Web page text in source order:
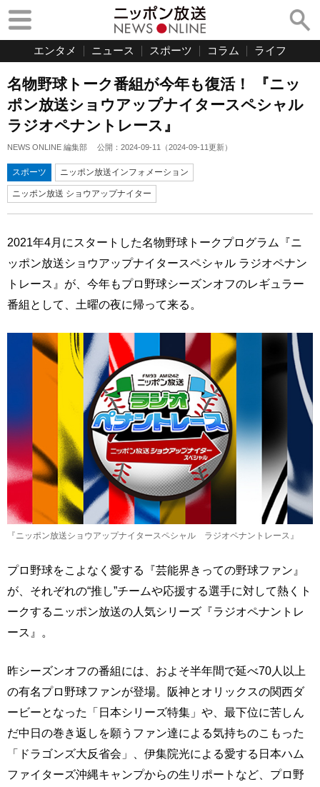
エンタメ ニュース スポーツ コラム ライフ
名物野球トーク番組が今年も復活！ 『ニッ
ポン放送ショウアップナイタースペシャル
ラジオペナントレース』
NEWS ONLINE 編集部 公開： 2024-09-11 （2024-09-11更新）
スポーツ ニッポン放送インフォメーション
ニッポン放送 ショウアップナイター
2021年4月にスタートした名物野球トークプログラム『ニ
ッポン放送ショウアップナイタースペシャル ラジオペナン
トレース』が、今年もプロ野球シーズンオフのレギュラー
番組として、土曜の夜に帰って来る。
『ニッポン放送ショウアップナイタースペシャル ラジオペナントレース』
プロ野球をこよなく愛する『芸能界きっての野球ファン』
が、それぞれの“推し”チームや応援する選手に対して熱くト
ークするニッポン放送の人気シリーズ『ラジオペナントレ
ース』。
昨シーズンオフの番組には、およそ半年間で延べ70人以上
の有名プロ野球ファンが登場。阪神とオリックスの関西ダ
ービーとなった「日本シリーズ特集」や、最下位に苦しん
だ中日の巻き返しを願うファン達による気持ちのこもった
「ドラゴンズ大反省会」、伊集院光による愛する日本ハム
ファイターズ沖縄キャンプからの生リポートなど、プロ野